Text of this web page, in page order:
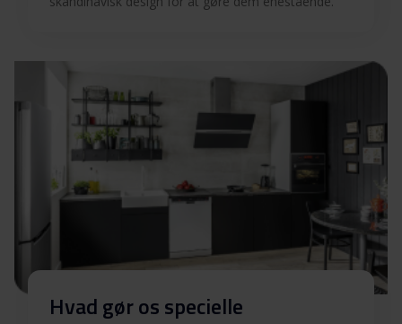
(NO)
Download
Tekniske tegninger
Download
Produktbillede DS
Hvad gør os specielle